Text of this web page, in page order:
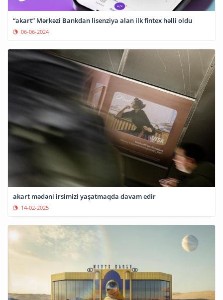
“akart” Mərkəzi Bankdan lisenziya alan ilk fintex həlli oldu
06-06-2024
akart mədəni irsimizi yaşatmaqda davam edir
14-02-2025